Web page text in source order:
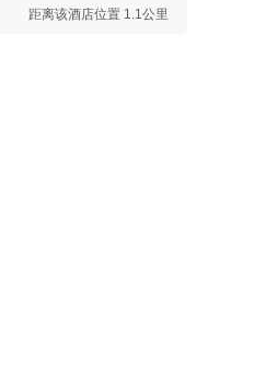
距离该酒店位置 1.1公里